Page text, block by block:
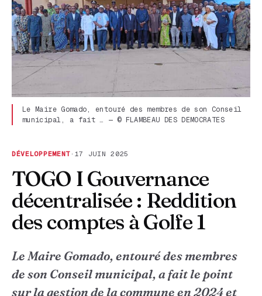
Le Maire Gomado, entouré des membres de son Conseil
municipal, a fait … — © FLAMBEAU DES DEMOCRATES
DÉVELOPPEMENT · 17 JUIN 2025
TOGO I Gouvernance
décentralisée : Reddition
des comptes à Golfe 1
Le Maire Gomado, entouré des membres
de son Conseil municipal, a fait le point
sur la gestion de la commune en 2024 et